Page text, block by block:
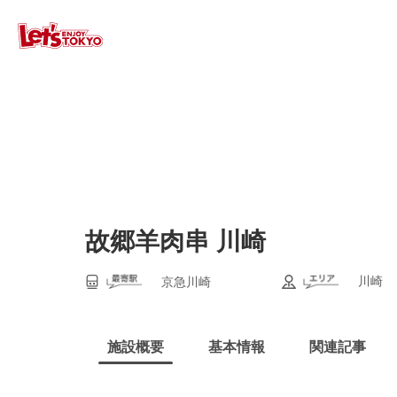
故郷羊肉串 川崎
京急川崎 川崎
施設概要 基本情報 関連記事